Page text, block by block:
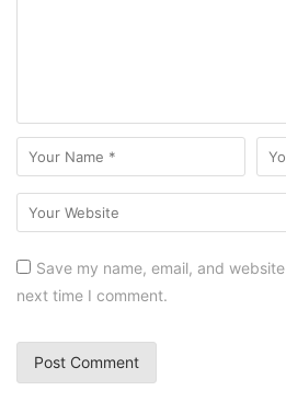
Save my name, email, and
next time I comment.